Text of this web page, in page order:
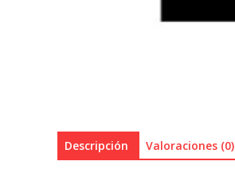
Descripción Valoraciones (0)